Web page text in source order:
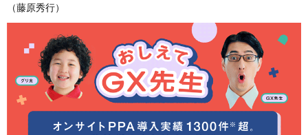
（藤原秀行）